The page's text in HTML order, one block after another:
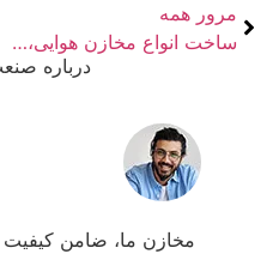
مرور همه
ساخت انواع مخازن هوایی،پرس،نورد،لبه خم
درباره
مخازن ما، ضامن